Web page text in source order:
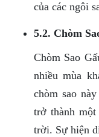
của các ngôi
5.2. Chòm
Chòm Sao
nhiều mùa
chòm sao
trở thành một
trời. Sự hiện